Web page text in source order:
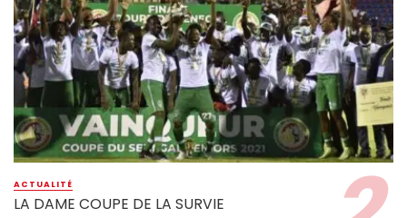
ACTUALITÉ
LA DAME COUPE DE LA SURVIE